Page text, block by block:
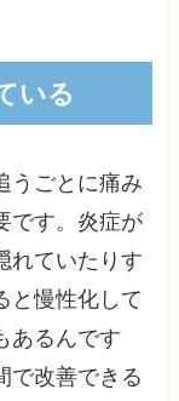
いる
うごとに痛み
です。炎症が
れていたりす
と慢性化して
あるんです
で改善できる